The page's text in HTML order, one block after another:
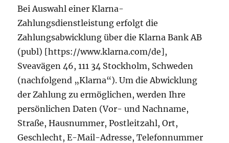
Bei Auswahl einer Klarna-
Zahlungsdienstleistung erfolgt die
Zahlungsabwicklung über die Klarna Bank AB
(publ) [https://www.klarna.com/de],
Sveavägen 46, 111 34 Stockholm, Schweden
(nachfolgend „Klarna“). Um die Abwicklung
der Zahlung zu ermöglichen, werden Ihre
persönlichen Daten (Vor- und Nachname,
Straße, Hausnummer, Postleitzahl, Ort,
Geschlecht, E-Mail-Adresse, Telefonnummer